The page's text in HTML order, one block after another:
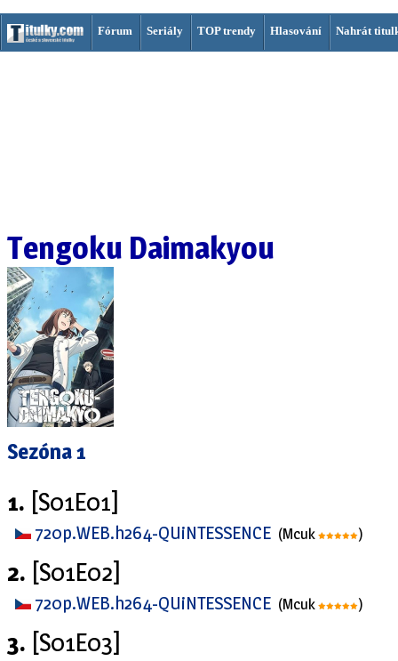
Fórum Seriály TOP trendy Hlasování Nahrát
Tengoku Daimakyou
Sezóna 1
1. [S01E01]
720p.WEB.h264-QUiNTESSENCE (Mcuk )
2. [S01E02]
720p.WEB.h264-QUiNTESSENCE (Mcuk )
3. [S01E03]